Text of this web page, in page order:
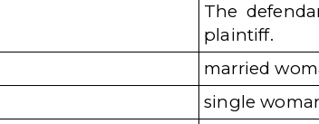
The
plaintiff.
married
single